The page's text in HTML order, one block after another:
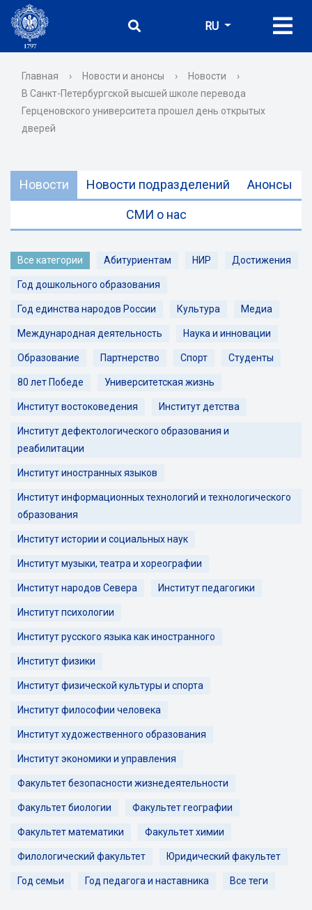
RU
Главная › Новости и анонсы › Новости
›
В Санкт-Петербургской высшей школе перевода
Герценовского университета прошел день открытых
дверей
Новости Новости подразделений Анонсы
СМИ о нас
Все категории Абитуриентам НИР Достижения
Год дошкольного образования
Год единства народов России Культура Медиа
Международная деятельность Наука и инновации
Образование Партнерство Спорт Студенты
80 лет Победе Университетская жизнь
Институт востоковедения Институт детства
Институт дефектологического образования и
реабилитации
Институт иностранных языков
Институт информационных технологий и технологического
образования
Институт истории и социальных наук
Институт музыки, театра и хореографии
Институт народов Севера Институт педагогики
Институт психологии
Институт русского языка как иностранного
Институт физики
Институт физической культуры и спорта
Институт философии человека
Институт художественного образования
Институт экономики и управления
Факультет безопасности жизнедеятельности
Факультет биологии Факультет географии
Факультет математики Факультет химии
Филологический факультет Юридический факультет
Год семьи Год педагога и наставника Все теги